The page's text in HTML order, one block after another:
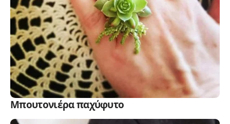
Μπουτονιέρα παχύφυτο